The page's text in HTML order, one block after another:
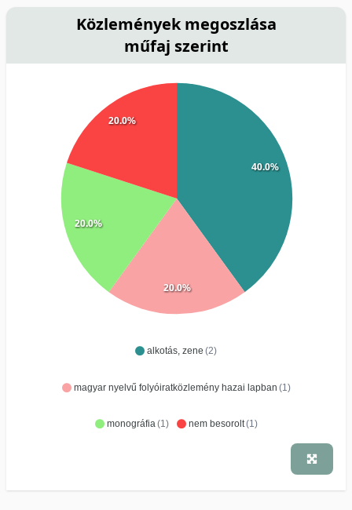
Közlemények megoszlása
műfaj szerint
alkotás, zene (2)
magyar nyelvű folyóiratközlemény hazai lapban (1)
monográfia(1) nem besorolt(1)
40.0%
20.0%
20.0%
20.0%